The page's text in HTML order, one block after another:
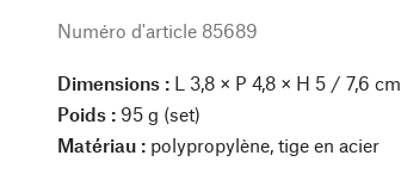
Numéro d'article 85689
Dimensions : L 3,8 × P 4,8 × H 5 / 7,6 cm
Poids : 95 g (set)
Matériau : polypropylène, tige en acier